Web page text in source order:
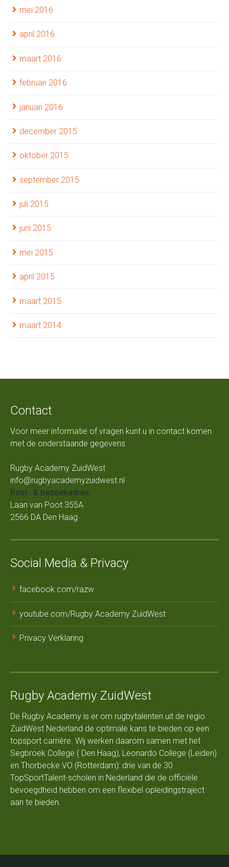
mei 2016
april 2016
maart 2016
februari 2016
januari 2016
december 2015
oktober 2015
september 2015
juli 2015
juni 2015
mei 2015
april 2015
maart 2015
maart 2014
Contact
Voor meer informatie of vragen kunt u in contact komen
met de onderstaande gegevens:
Rugby Academy ZuidWest
info@rugbyacademyzuidwest.nl
Post- & bezoekadres:
Laan van Poot 355A
2566 DA Den Haag
Social Media & Privacy
facebook.com/razw
youtube.com/Rugby Academy ZuidWest
Privacy Verklaring
Rugby Academy ZuidWest
De Rugby Academy is er om rugbytalenten uit de regio
ZuidWest Nederland de optimale kans te bieden op een
topsport carrière. Wij werken daarom samen met het
Segbroek College ( Den Haag), Leonardo College (Leiden)
en Thorbecke VO (Rotterdam): drie van de 30
TopSportTalent-scholen in Nederland die de officiële
bevoegdheid hebben om een flexibel opleidingstraject
aan te bieden.